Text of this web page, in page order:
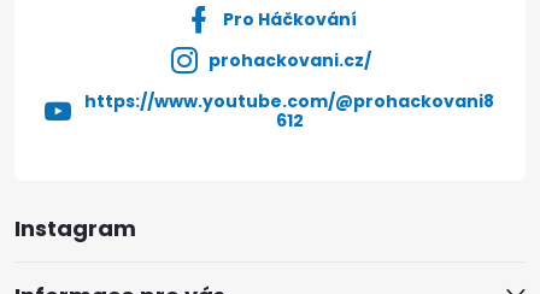
Instagram
Pro Háčkování
prohackovani.cz/
https://www.youtube.com/@prohackovani8
612